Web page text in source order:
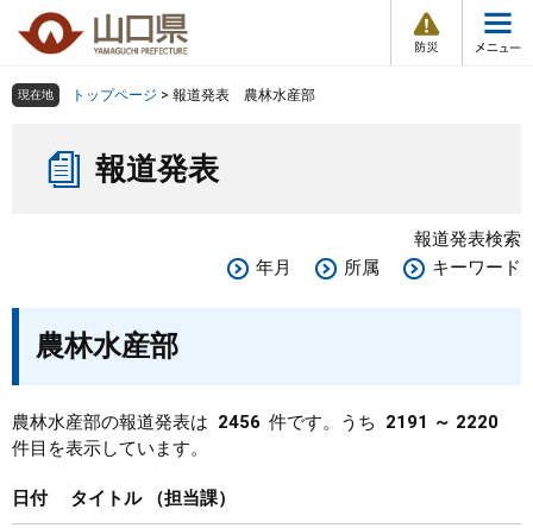
の
ー
メ
組織で探す
Other Languages
くらし・環境
教育・文化・スポーツ
しごと・産業・観光
現在地 トップページ > 報道発表 農林水産部
報道発表
報道発表検索
年月
所属 キーワード
農林水産部
農林水産部の報道発表は 2456 件です。うち
2191 ～ 2220
件目を表示しています。
日付 タイトル 担当課